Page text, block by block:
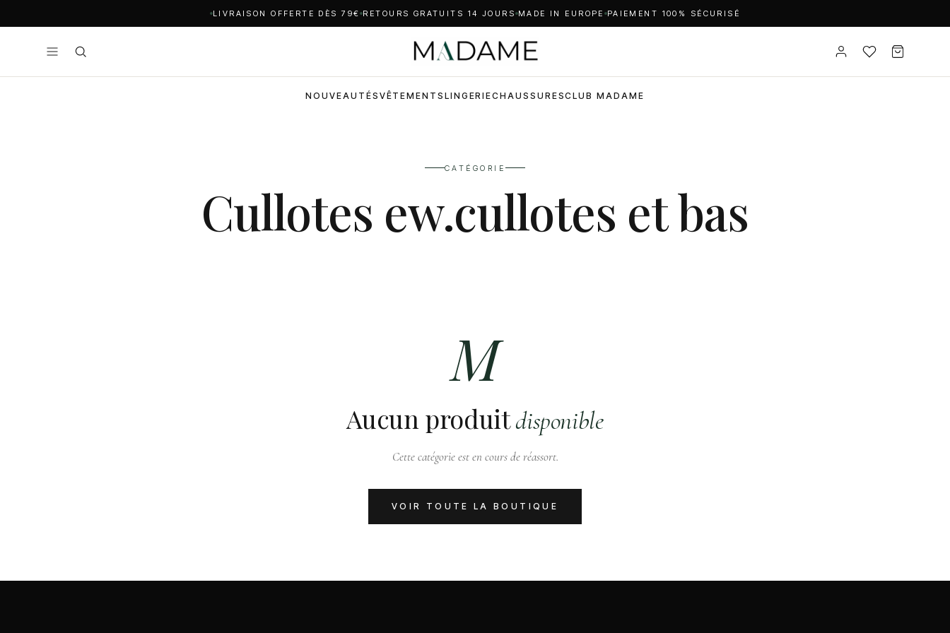
LIVRAISON OFFERTE DÈS 79€ RETOURS GRATUITS 14 JOURS MADE IN EUROPE PAIEMENT 100% SÉCURISÉ
NOUVEAUTÉS VÊTEMENTS LINGERIECHAUSSURESCLUB MADAME
CATÉGORIE
Cullotes ew.cullotes et bas
M
Aucun produitdisponible
Cette catégorie est en cours de réassort.
VOIR TOUTE LA BOUTIQUE